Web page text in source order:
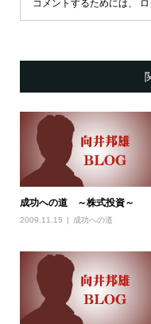
コメントするためには、
成功への道 ～株式投資～
2009.11.15 成功への道